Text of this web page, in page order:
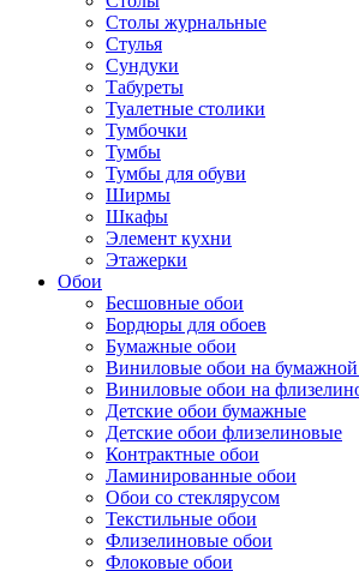
Столы журнальные
Стулья
Сундуки
Табуреты
Туалетные столики
Тумбочки
Тумбы
Тумбы для обуви
Ширмы
Шкафы
Элемент кухни
Этажерки
Обои
Бесшовные обои
Бордюры для обоев
Бумажные обои
Виниловые обои на бумажной
Виниловые обои на
Детские обои бумажные
Детские обои флизелиновые
Контрактные обои
Ламинированные обои
Обои со стеклярусом
Текстильные обои
Флизелиновые обои
Флоковые обои